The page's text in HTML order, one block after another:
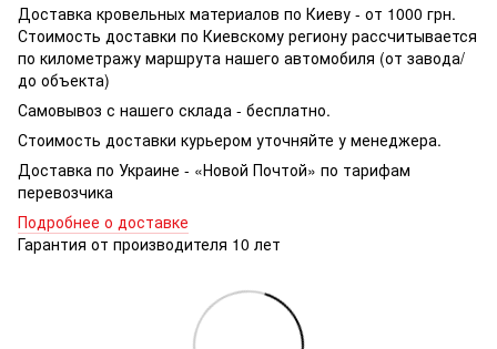
Доставка кровельных материалов по Киеву - от 1000 грн.
Стоимость доставки по Киевскому региону рассчитывается
по километражу маршрута нашего автомобиля (от завода/
до объекта)
Самовывоз с нашего склада - бесплатно.
Стоимость доставки курьером уточняйте у менеджера.
Доставка по Украине - «Новой Почтой» по тарифам
перевозчика
Подробнее о доставке
Гарантия от производителя 10 лет